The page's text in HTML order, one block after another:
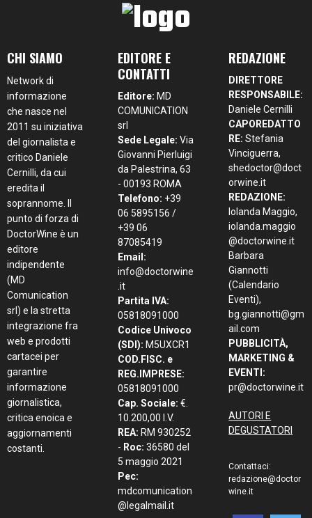
CHI SIAMO
Network di
informazione
che nasce nel
2011 su iniziativa
del giornalista e
critico Daniele
Cernilli, da cui
eredita il
soprannome. Il
punto di forza di
DoctorWine è un
editore
indipendente
(MD
Comunication
srl) e la stretta
integrazione fra
web e prodotti
cartacei per
garantire
informazione
giornalistica,
critica enoica e
aggiornamenti
costanti.
EDITORE E
CONTATTI
Editore: MD
COMUNICATION
srl
Sede Legale: Via
Giovanni Pierluigi
da Palestrina, 63
- 00193 ROMA
Telefono: +39
06 5895156 /
+39 06
87085419
Email:
info@doctorwine
.it
Partita IVA:
05818091000
Codice Univoco
(SDI): M5UXCR1
COD.FISC. e
REG.IMPRESE:
05818091000
Cap. Sociale: €.
10.200,00 I.V.
REA: RM 930252
- Roc: 36580 del
5 maggio 2021
Pec:
mdcomunication
@legalmail.it
REDAZIONE
DIRETTORE
RESPONSABILE:
Daniele Cernilli
CAPOREDATTO
RE: Stefania
Vinciguerra,
shedoctor@doct
orwine.it
REDAZIONE:
Iolanda Maggio,
iolanda.maggio
@doctorwine.it
Barbara
Giannotti
(Calendario
Eventi),
bg.giannotti@gm
ail.com
PUBBLICITÀ,
MARKETING &
EVENTI:
pr@doctorwine.it
AUTORI E
DEGUSTATORI
Contattaci:
redazione@doctor
wine.it